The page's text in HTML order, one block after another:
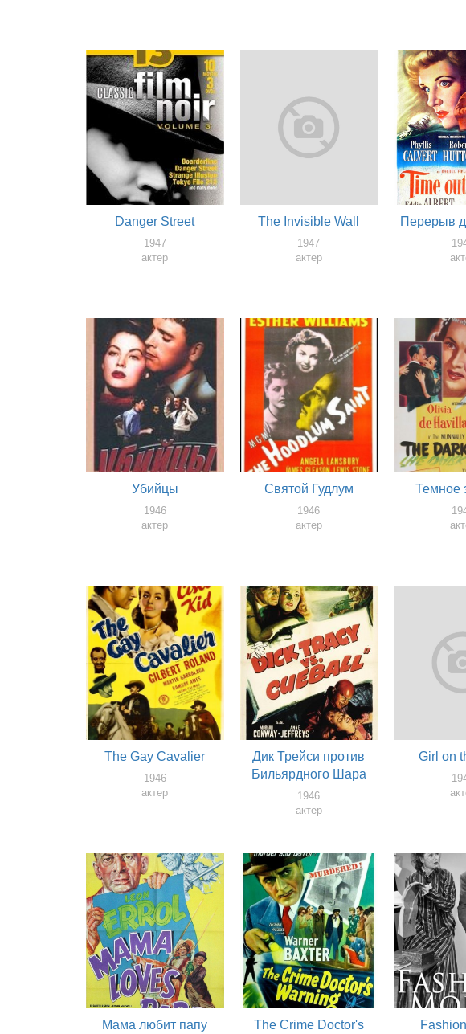
Danger Street
1947
актер
The Invisible Wall
1947
актер
Перерыв
Убийцы
1946
актер
Святой Гудлум
1946
актер
Темное
The Gay Cavalier
1946
актер
Дик Трейси против
Бильярдного Шара
1946
актер
Girl on
Мама любит папу
The Crime Doctor's